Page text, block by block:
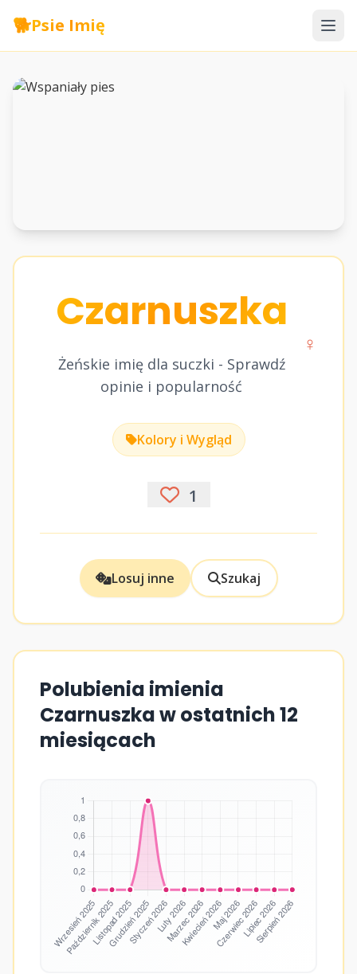
🐕Psie Imię
Czarnuszka
Żeńskie imię dla suczki - Sprawdź
opinie i popularność
♀
Kolory i Wygląd
1
Losuj inne Szukaj
Polubienia imienia
Czarnuszka w ostatnich 12
miesiącach